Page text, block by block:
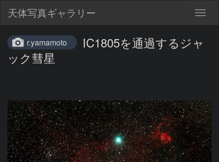
天体写真ギャラリー
r.yamamoto
IC1805を通過するジャ
ック彗星